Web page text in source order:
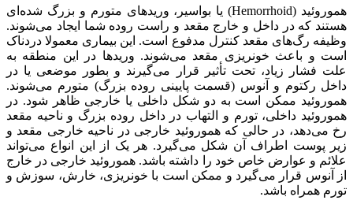
هموروئید (Hemorrhoid) یا بواسیر، وریدهای متورم و بزرگ شده‌ای
هستند که در داخل و خارج مقعد و راست روده شما ایجاد می‌شوند.
وظیفه رگ‌های مقعد کنترل مدفوع است. این بیماری معمولا دردناک
است و باعث خونریزی مقعد می‌شوند. وریدها در این منطقه به
علت فشار زیاد، تحت تأثیر قرار می‌گیرند و بطور موضعی یا در
داخل رکتوم و آنوس (قسمت پایینی روده بزرگ) متورم می‌‌شوند.
هموروئید ممکن است به دو شکل داخلی یا خارجی ظاهر شود. در
هموروئید داخلی، تورم و التهاب در داخل روده بزرگ و ناحیه مقعد
رخ می‌دهد، در حالی که هموروئید خارجی در ناحیه خارجی مقعد و
زیر پوست اطراف آن شکل می‌گیرد. هر یک از این انواع می‌تواند
علائم و عوارض خاص خود را داشته باشد. هموروئید خارجی در خارج
از آنوس قرار می‌گیرد و ممکن است با خونریزی، خارش، سوزش و
تورم همراه باشد.